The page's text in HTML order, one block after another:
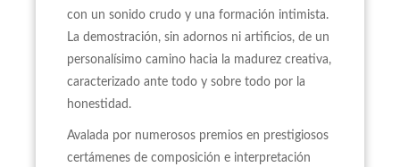
con un sonido crudo y una formación intimista.
La demostración, sin adornos ni artificios, de un
personalísimo camino hacia la madurez creativa,
caracterizado ante todo y sobre todo por la
honestidad.
Avalada por numerosos premios en prestigiosos
certámenes de composición e interpretación